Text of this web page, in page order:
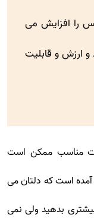
را افزایش می
ارزش و قابلیت
مناسب ممکن است
است که دلتان می
بدهید ولی نمی